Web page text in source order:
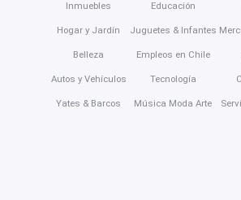
Inmuebles
Hogar y Jardín
Belleza
Autos y Vehículos
Yates & Barcos
Educación
Juguetes & Infantes
Empleos en Chile
Tecnología
Música Moda Arte